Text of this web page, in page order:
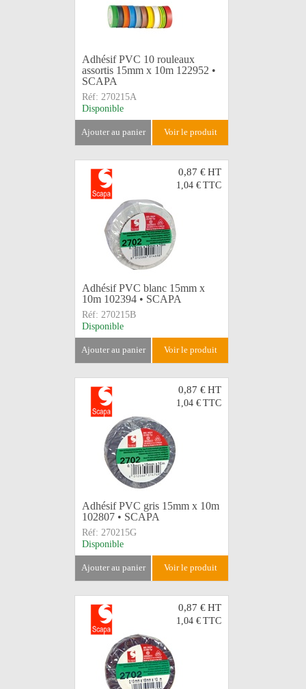
Adhésif PVC 10 rouleaux
assortis 15mm x 10m 122952 •
SCAPA
Réf: 270215A
Disponible
ajouter au panier voir le produit
0,87 €HT
1,04 € TTC
Adhésif PVC blanc 15mm x
10m 102394 • SCAPA
Réf: 270215B
Disponible
ajouter au panier voir le produit
0,87 €HT
1,04 € TTC
Adhésif PVC gris 15mm x 10m
102807 • SCAPA
Réf: 270215G
Disponible
ajouter au panier voir le produit
0,87 €HT
1,04 € TTC